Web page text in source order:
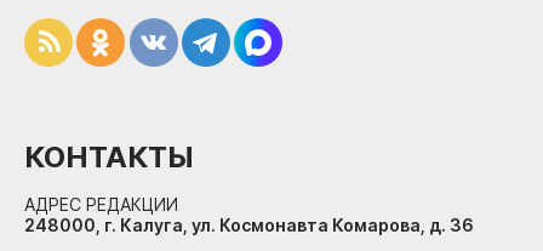
КОНТАКТЫ
АДРЕС РЕДАКЦИИ
248000, г. Калуга, ул. Космонавта Комарова, д. 36